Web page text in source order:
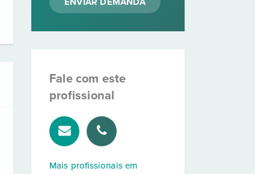
Fale com este
profissional
Mais profissionais em